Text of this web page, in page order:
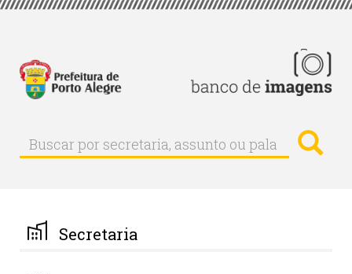
Pular
principal
Buscar
Buscar
por
palavra-
chave
Secretaria